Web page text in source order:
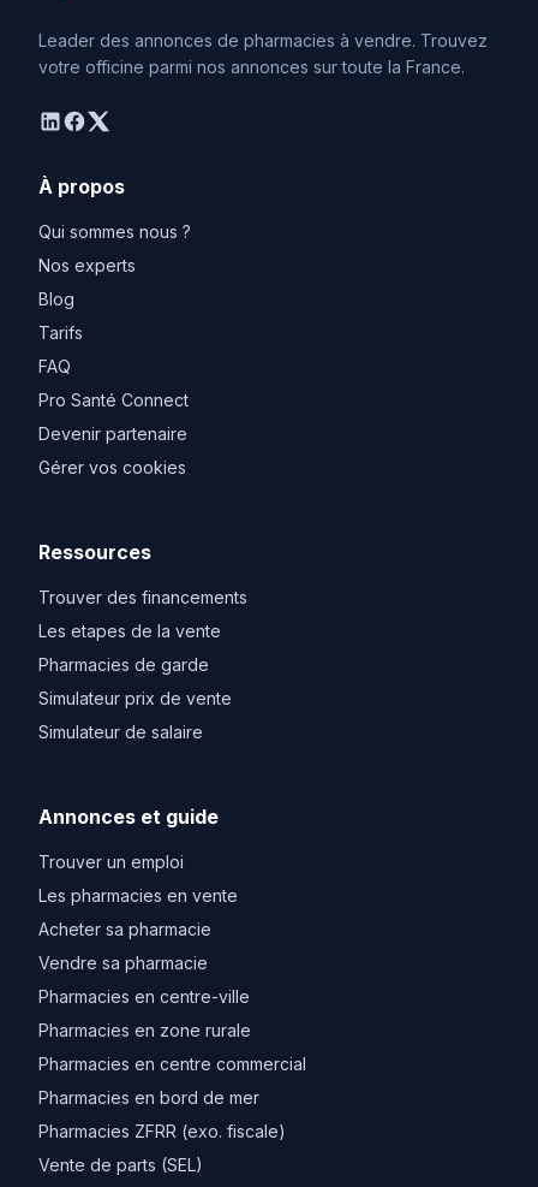
Leader des annonces de pharmacies à vendre. Trouvez
votre officine parmi nos annonces sur toute la France.
linkedin
facebook
twitter
À propos
Qui sommes nous ?
Nos experts
Blog
Tarifs
FAQ
Pro Santé Connect
Devenir partenaire
Gérer vos cookies
Ressources
Trouver des financements
Les etapes de la vente
Pharmacies de garde
Simulateur prix de vente
Simulateur de salaire
Annonces et guide
Trouver un emploi
Les pharmacies en vente
Acheter sa pharmacie
Vendre sa pharmacie
Pharmacies en centre-ville
Pharmacies en zone rurale
Pharmacies en centre commercial
Pharmacies en bord de mer
Pharmacies ZFRR (exo. fiscale)
Vente de parts (SEL)